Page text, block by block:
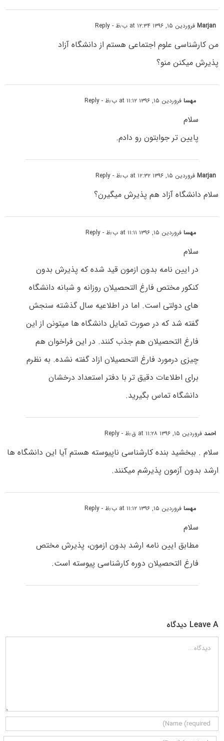
Marjanفروردین ۱۵, ۱۳۹۶ at ۱۲:۳۴ ب٫ظ - Reply
من کارشناسی علوم اجتماعی هستم از دانشگاه آزاد
پذیرش میکنن منو؟
مهسافروردین ۱۵, ۱۳۹۶ at ۱۱:۱۲ ب٫ظ - Reply
سلام
پایین تر جوابتون رو دادم.
Marjanفروردین ۱۵, ۱۳۹۶ at ۱۲:۳۲ ب٫ظ - Reply
سلام دانشگاه آزاد هم پذیرش میگیرن؟
مهسافروردین ۱۵, ۱۳۹۶ at ۱۱:۱۱ ب٫ظ - Reply
سلام
در ایین نامه بدون ازمون قید شده که پذیرش بدون
کنکور مختص فارغ التحصیلان روزانه و شبانه دانشگاه
های دولتی است. اما در اطلاعیه سال گذشته سنجش
گفته شد که در صورت تمایل دانشگاه ها میتونن از این
فارغ التحصیلان هم جذب کنند. در این فراخوان هم
چیزی درمورد فارغ التحصیلان ازاد گفته نشده. به نظرم
برای اطلاعات دقیق تر با دفتر استعداد درخشان
دانشگاه تماس بگیرید.
احمدفروردین ۱۵, ۱۳۹۶ at ۱۱:۲۸ ق٫ظ - Reply
سلام . ببخشید بنده کارشناسی ناپیوسته هستم آیا این دانشگاه ها
ارشد بدون آزمون پذیرشم میکنند.
مهسافروردین ۱۵, ۱۳۹۶ at ۱۱:۱۲ ب٫ظ - Reply
سلام
مطابق ایین نامه ارشد بدون ازمون، پذیرش مختص
فارغ التحصیلان دوره کارشناسی پیوسته است.
Leave A دیدگاه
دیدگاه